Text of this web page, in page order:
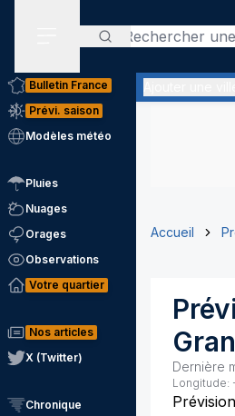
Rechercher
Bulletin France
Prévi. saison
Modèles météo
Pluies
Nuages
Orages
Observations
Votre quartier
Nos articles
X (Twitter)
Chronique
Accueil
Dernière
Longitude: